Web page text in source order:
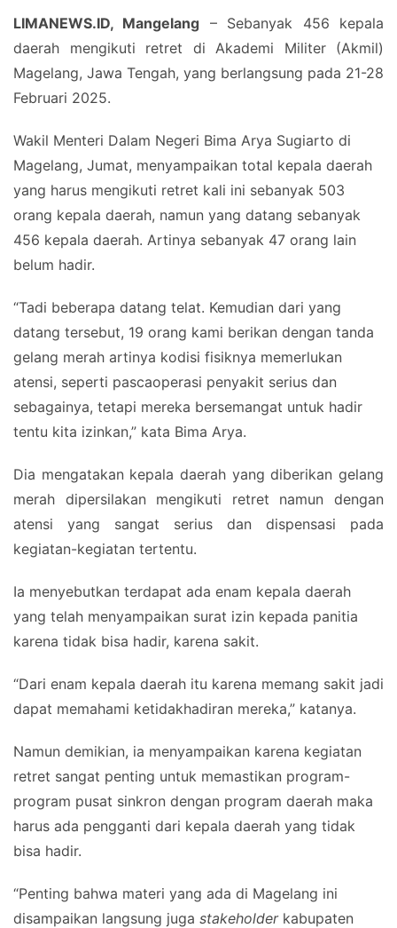
LIMANEWS.ID, Mangelang – Sebanyak 456 kepala
daerah mengikuti retret di Akademi Militer (Akmil)
Magelang, Jawa Tengah, yang berlangsung pada 21-28
Februari 2025.
Wakil Menteri Dalam Negeri Bima Arya Sugiarto di
Magelang, Jumat, menyampaikan total kepala daerah
yang harus mengikuti retret kali ini sebanyak 503
orang kepala daerah, namun yang datang sebanyak
456 kepala daerah. Artinya sebanyak 47 orang lain
belum hadir.
“Tadi beberapa datang telat. Kemudian dari yang
datang tersebut, 19 orang kami berikan dengan tanda
gelang merah artinya kodisi fisiknya memerlukan
atensi, seperti pascaoperasi penyakit serius dan
sebagainya, tetapi mereka bersemangat untuk hadir
tentu kita izinkan,” kata Bima Arya.
Dia mengatakan kepala daerah yang diberikan gelang
merah dipersilakan mengikuti retret namun dengan
atensi yang sangat serius dan dispensasi pada
kegiatan-kegiatan tertentu.
Ia menyebutkan terdapat ada enam kepala daerah
yang telah menyampaikan surat izin kepada panitia
karena tidak bisa hadir, karena sakit.
“Dari enam kepala daerah itu karena memang sakit jadi
dapat memahami ketidakhadiran mereka,” katanya.
Namun demikian, ia menyampaikan karena kegiatan
retret sangat penting untuk memastikan program-
program pusat sinkron dengan program daerah maka
harus ada pengganti dari kepala daerah yang tidak
bisa hadir.
“Penting bahwa materi yang ada di Magelang ini
disampaikan langsung juga stakeholder kabupaten